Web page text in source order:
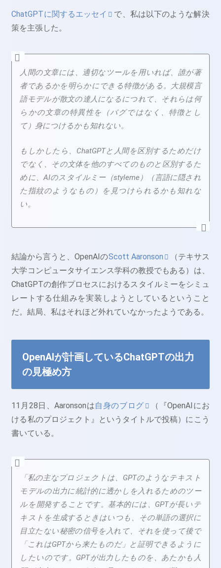
ChatGPTに関するエッセイ
で、私は以下のような解決
策を主張した。
人間の文章には、適切なツールを用いれば、誰が著
者であるかを明らかにできる特徴がある。大規模言
語モデルが散文の達人になるにつれて、それらは何
らかの文章の特異性を（バグではなく、特徴とし
て）身につけるかも知れない。
もしかしたら、ChatGPTと人間を区別するためだけ
でなく、その文体を他のすべてのものと区別するた
めに、AIのスタイルミー（styleme）（言語に隠され
た指紋のようなもの）を見つけられるかも知れな
い。
結論から言うと、OpenAIのScott Aaronson
（テキサス
大学コンピュータサイエンス学科の教授でもある）は、
ChatGPTの創作プロセスにおけるスタイルミーをシミュ
レートする仕組みを実装しようとしているということ
だ。結局、私はそれほど外れていなかったようである。
OpenAIが計画しているChatGPTの出力
の見極め方
11月28日、Aaronsonは自身のブログ
（『OpenAIにお
ける私のプロジェクト』というタイトルで投稿）にこう
書いている。
「私の主なプロジェクトは、GPTのようなテキスト
モデルの出力に統計的に透かしを入れるためのツー
ルを開発することです。基本的には、GPTが長いテ
キストを生成するときはいつも、その単語の選択に
目立たない秘密の信号を入れて、それを使って後で
「これはGPTから来たものだ」と証明できるように
したいのです。GPTが出力したものを、あたかも人